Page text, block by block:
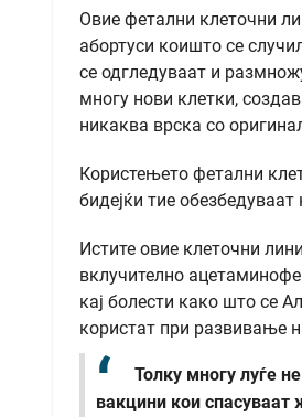
Овие фетални клеточни
абортуси коишто се
се одгледуваат и
многу нови клетки,
никаква врска со
Користењето фетални
бидејќи тие
Истите овие клеточни
вклучително
кај болести како што се
користат при развивање
Толку многу луѓе
вакцини кои спасуваат